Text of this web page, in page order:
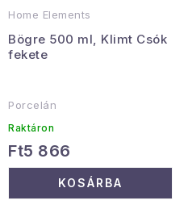
Home Elements
Bögre 500 ml, Klimt Csók
fekete
Porcelán
Raktáron
Ft5 866
KOSÁRBA